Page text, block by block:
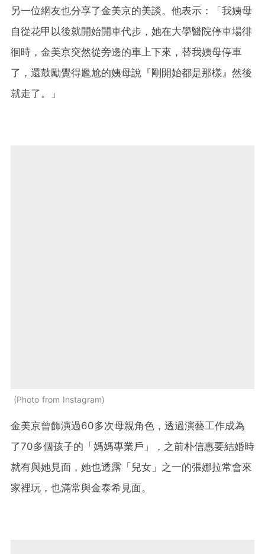
另一位網友也分享了金美京的美談。他表示：「我姨母
自從花甲以後就開始開車代步，她在大學醫院停車場徘
徊時，金美京突然從旁邊的車上下來，替我姨母停車
了，還鼓勵覺得尷尬的姨母說『剛開始都是那樣』然後
就走了。」
Photo from Instagram
金美京曾飾演過60多次母親角色，透過演藝工作成為
了70多個孩子的「媽媽專業戶」，之前朴信惠要結婚時
就有與她見面，她也透露「兒女」之一的張娜拉常會來
家裡玩，也滿常與金泰希見面。